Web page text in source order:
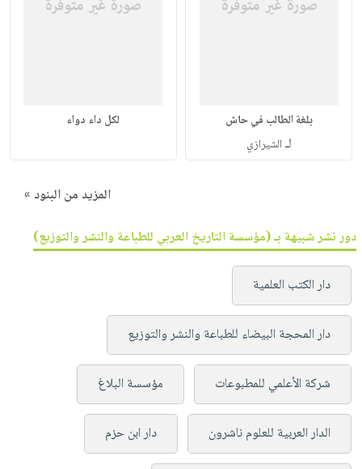
بلغة الطالب في حاش
لـ الشيرازي
لكل داء دواء
المزيد من البنود »
دور نشر شبيهة بـ (مؤسسة التاريخ العربي للطباعة والنشر والتوزيع)
دار الكتب العلمية
دار المحجة البيضاء للطباعة والنشر والتوزيع
شركة الأعلمي للمطبوعات مؤسسة البلاغ
الدار العربية للعلوم ناشرون دار ابن حزم